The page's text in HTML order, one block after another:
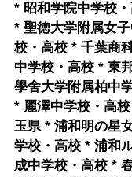
* 昭和学院中学校
* 聖徳大学附属女
校・高校 * 千葉商
中学校・高校 * 東
學舍大学附属柏中
* 麗澤中学校・高
玉県 * 浦和明の星
学校・高校 * 浦和
成中学校・高校 *